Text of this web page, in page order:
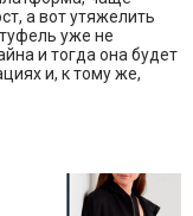
а вот утяжелить
уже не
и тогда она будет
и, к тому же,